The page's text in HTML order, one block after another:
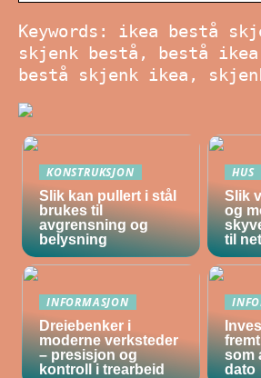
Keywords: ikea bestå
skjenk bestå, bestå
bestå skjenk ikea,
KONSTRUKSJON
Slik kan pullert i stål
brukes til
avgrensning og
belysning
HUS
Slik
og
til
INFORMASJON
Dreiebenker i
moderne verksteder
– presisjon og
kontroll i trearbeid
som
dato